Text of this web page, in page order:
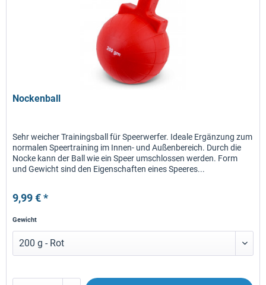
Nockenball
Sehr weicher Trainingsball für Speerwerfer. Ideale Ergänzung zum
normalen Speertraining im Innen- und Außenbereich. Durch die
Nocke kann der Ball wie ein Speer umschlossen werden. Form
und Gewicht sind den Eigenschaften eines Speeres...
9,99 € *
Gewicht